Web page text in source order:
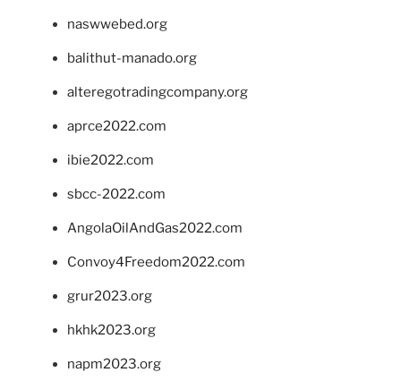
naswwebed.org
balithut-manado.org
alteregotradingcompany.org
aprce2022.com
ibie2022.com
sbcc-2022.com
AngolaOilAndGas2022.com
Convoy4Freedom2022.com
grur2023.org
hkhk2023.org
napm2023.org